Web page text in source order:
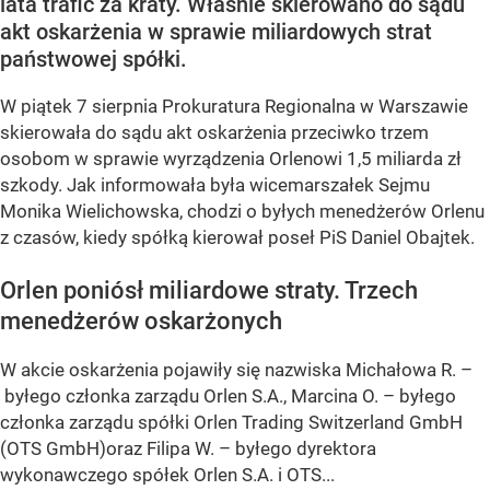
akt oskarżenia w sprawie miliardowych strat
państwowej spółki.
W piątek 7 sierpnia Prokuratura Regionalna w Warszawie
skierowała do sądu akt oskarżenia przeciwko trzem
osobom w sprawie wyrządzenia Orlenowi 1,5 miliarda zł
szkody. Jak informowała była wicemarszałek Sejmu
Monika Wielichowska, chodzi o byłych menedżerów Orlenu
z czasów, kiedy spółką kierował poseł PiS Daniel Obajtek.
Orlen poniósł miliardowe straty. Trzech
menedżerów oskarżonych
W akcie oskarżenia pojawiły się nazwiska Michałowa R. –
byłego członka zarządu Orlen S.A., Marcina O. – byłego
członka zarządu spółki Orlen Trading Switzerland GmbH
(OTS GmbH)oraz Filipa W. – byłego dyrektora
wykonawczego spółek Orlen S.A. i OTS...